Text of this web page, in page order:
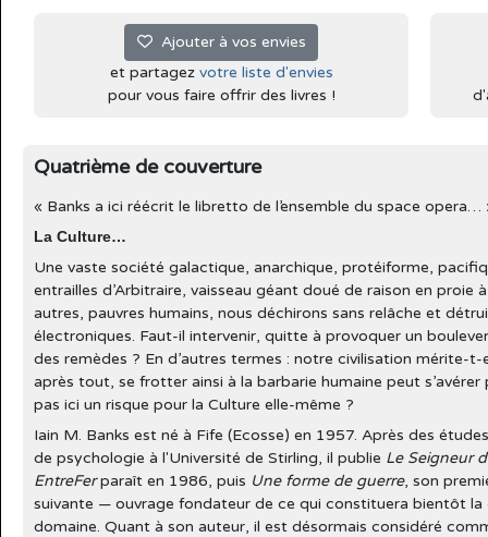
Ajouter à vos envies
et partagez votre liste d'envies
pour vous faire offrir des livres !
Quatrième de couverture
« Banks a ici réécrit le libretto de l’ensemble du space
La Culture…
Une vaste société galactique, anarchique, protéiforme,
entrailles d’Arbitraire, vaisseau géant doué de raison en proie
autres, pauvres humains, nous déchirons sans relâche et
électroniques. Faut-il intervenir, quitte à provoquer un
des remèdes ? En d’autres termes : notre civilisation mérite-t-
après tout, se frotter ainsi à la barbarie humaine peut s’avérer
pas ici un risque pour la Culture elle-même ?
Iain M. Banks est né à Fife (Ecosse) en 1957. Après des
de psychologie à l'Université de Stirling, il publie Le Seigneur
EntreFerparaît en 1986, puis Une forme de guerre, son
suivante — ouvrage fondateur de ce qui constituera bientôt la
domaine. Quant à son auteur, il est désormais considéré